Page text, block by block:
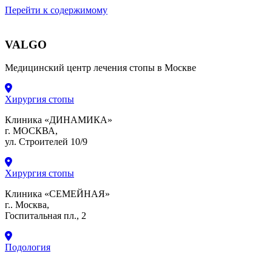
Перейти к содержимому
VALGO
Медицинский центр лечения стопы в Москве
Хирургия стопы
Клиника «ДИНАМИКА»
г. МОСКВА,
ул. Строителей 10/9
Хирургия стопы
Клиника «СЕМЕЙНАЯ»
г.. Москва,
Госпитальная пл., 2
Подология